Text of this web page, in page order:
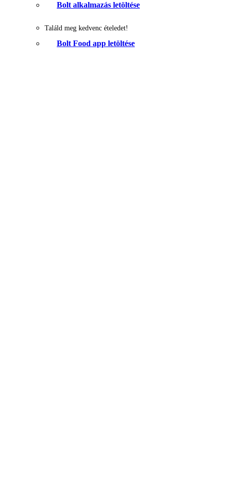
Bolt alkalmazás letöltése
Találd meg kedvenc ételedet!
Bolt Food app letöltése